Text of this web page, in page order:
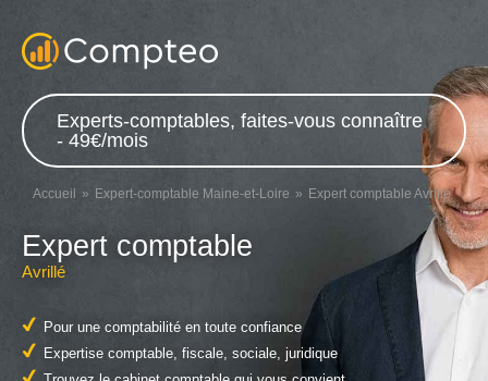
Experts-comptables, faites-vous connaître
- 49€/mois
Accueil Expert-comptable Maine-et-Loire Expert comptable Avrillé
Expert comptable
Avrillé
Pour une comptabilité en toute confiance
Expertise comptable, fiscale, sociale, juridique